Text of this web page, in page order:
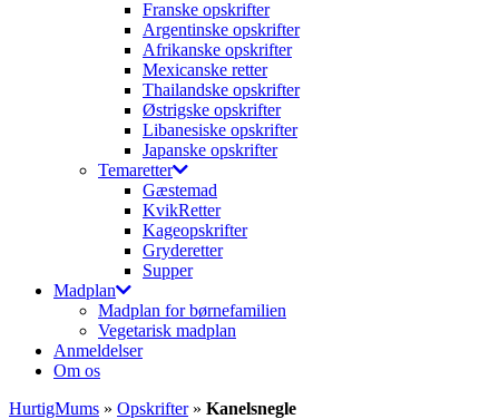
Franske opskrifter
Argentinske opskrifter
Afrikanske opskrifter
Mexicanske retter
Thailandske opskrifter
Østrigske opskrifter
Libanesiske opskrifter
Japanske opskrifter
Temaretter
Gæstemad
KvikRetter
Kageopskrifter
Gryderetter
Supper
Madplan
Madplan for børnefamilien
Vegetarisk madplan
Anmeldelser
Om os
HurtigMums » Opskrifter» Kanelsnegle